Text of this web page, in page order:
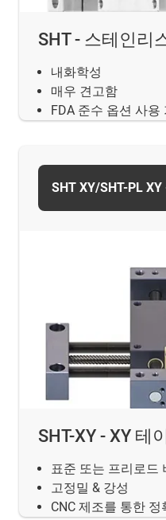
SHT - 스테인리
내화학성
매우 견고함
FDA 준수 옵션 사용
SHT-XY - XY 테
표준 또는 프리로드
고정밀 & 강성
CNC 제조를 통한 정
SHT XY/SHT-PL